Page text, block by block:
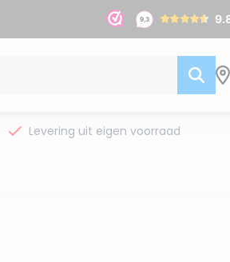
Levering uit eigen voorraad